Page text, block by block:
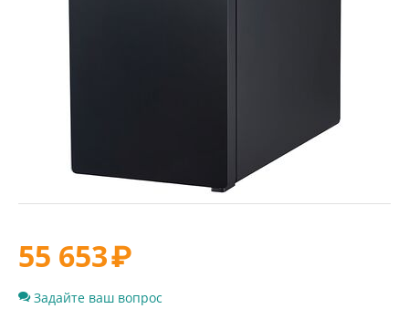
55 653₽
Задайте ваш вопрос